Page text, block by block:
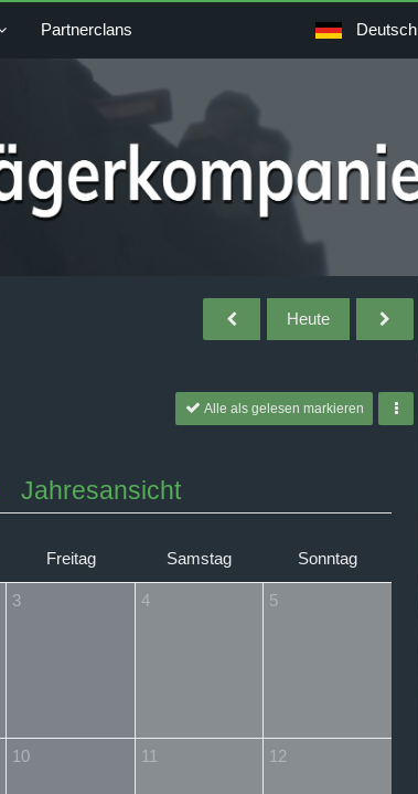
Partnerclans Deutsch
Heute
Alle als gelesen markieren
Jahresansicht
Freitag Samstag Sonntag
3 4 5
10 11 12